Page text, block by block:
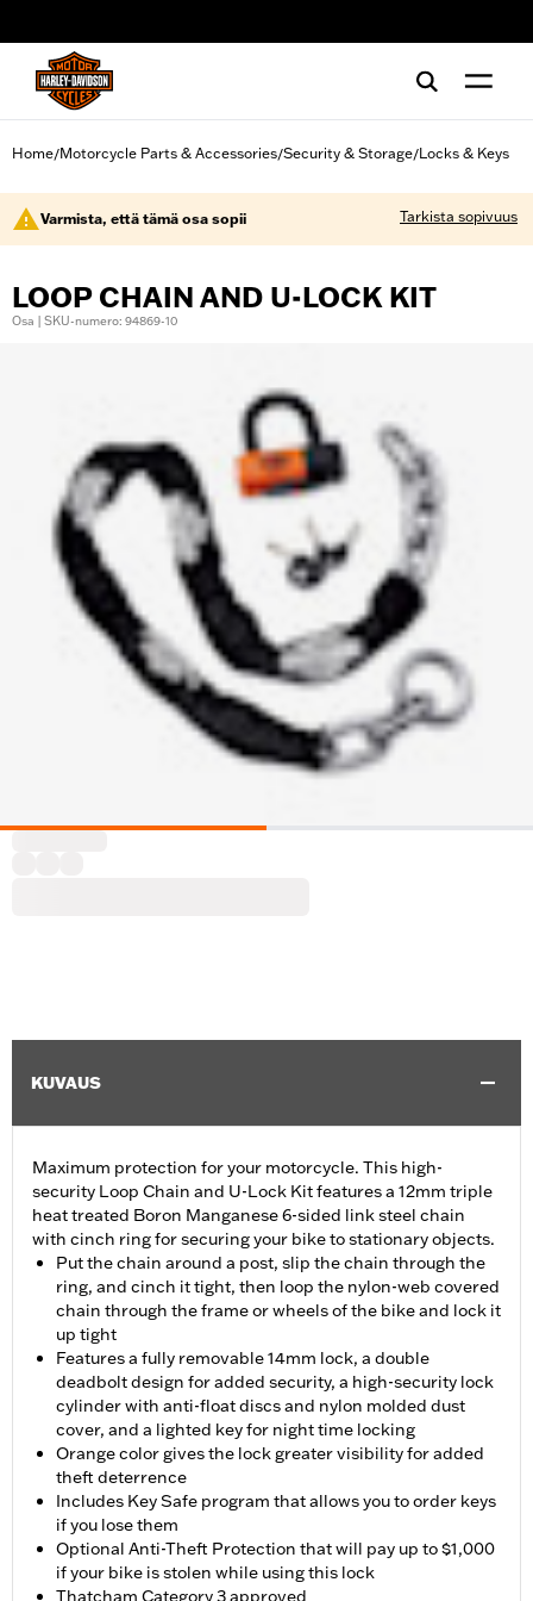
Home/Motorcycle Parts & Accessories/Security & Storage/Locks & Keys
Varmista, että tämä osa sopii Tarkista sopivuus
LOOP CHAIN AND U-LOCK KIT
Osa | SKU-numero: 94869-10
KUVAUS
Maximum protection for your motorcycle. This high-
security Loop Chain and U-Lock Kit features a 12mm triple
heat treated Boron Manganese 6-sided link steel chain
with cinch ring for securing your bike to stationary objects.
Put the chain around a post, slip the chain through the
ring, and cinch it tight, then loop the nylon-web covered
chain through the frame or wheels of the bike and lock it
up tight
Features a fully removable 14mm lock, a double
deadbolt design for added security, a high-security lock
cylinder with anti-float discs and nylon molded dust
cover, and a lighted key for night time locking
Orange color gives the lock greater visibility for added
theft deterrence
Includes Key Safe program that allows you to order keys
if you lose them
Optional Anti-Theft Protection that will pay up to $1,000
if your bike is stolen while using this lock
Thatcham Category 3 approved